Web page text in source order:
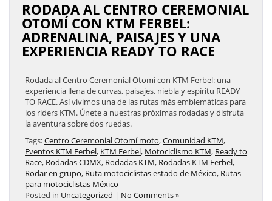
RODADA AL CENTRO CEREMONIAL
OTOMÍ CON KTM FERBEL:
ADRENALINA, PAISAJES Y UNA
EXPERIENCIA READY TO RACE
Rodada al Centro Ceremonial Otomí con KTM Ferbel: una
experiencia llena de curvas, paisajes, niebla y espíritu READY
TO RACE. Así vivimos una de las rutas más emblemáticas para
los riders KTM. Únete a nuestras próximas rodadas y disfruta
la aventura sobre dos ruedas.
Tags:Centro Ceremonial Otomí moto,Comunidad KTM,
Eventos KTM Ferbel, KTM Ferbel, Motociclismo KTM, Ready to
Race, Rodadas CDMX, Rodadas KTM, Rodadas KTM Ferbel,
Rodar en grupo, Ruta motociclistas estado de México, Rutas
para motociclistas México
Posted in Uncategorized | No Comments »